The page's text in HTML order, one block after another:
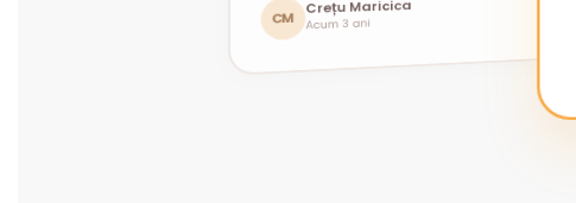
CM Crețu Maricica
Acum 3 ani